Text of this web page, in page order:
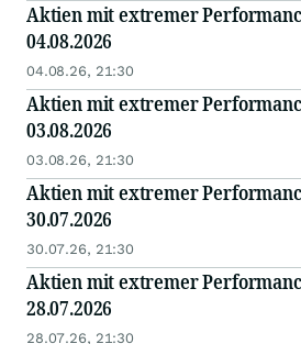
Aktien mit extremer
04.08.2026
04.08.26, 21:30
Aktien mit extremer
03.08.2026
03.08.26, 21:30
Aktien mit extremer
30.07.2026
30.07.26, 21:30
Aktien mit extremer
28.07.2026
28.07.26, 21:30